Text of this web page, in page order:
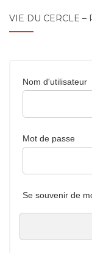
VIE DU CERCLE –
Nom d'utilisateur
Mot de passe
Se souvenir de